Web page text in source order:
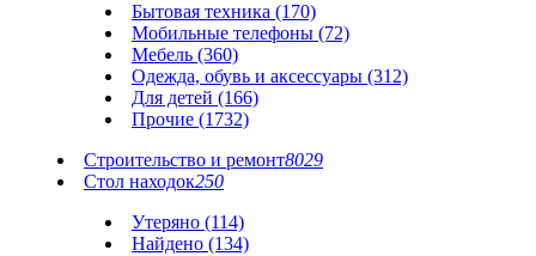
Бытовая техника (170)
Мобильные телефоны (72)
Мебель (360)
Одежда, обувь и аксессуары (312)
Для детей (166)
Прочие (1732)
Строительство и ремонт8029
Стол находок250
Утеряно (114)
Найдено (134)